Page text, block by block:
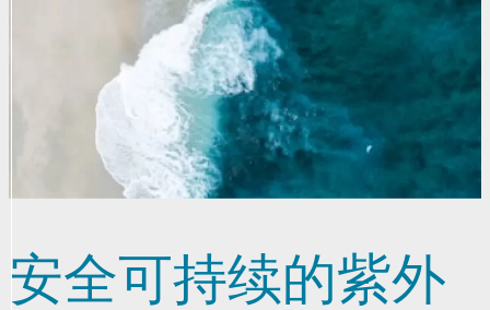
安全可持续的紫外